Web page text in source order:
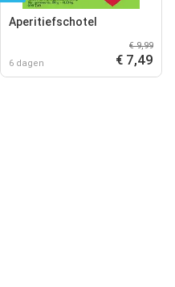
Aperitiefschotel
6 dagen
€ 9,99
€ 7,49